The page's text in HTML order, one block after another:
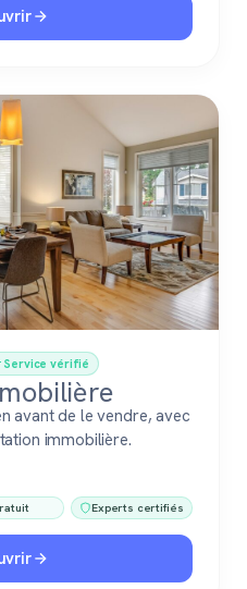
Service vérifié
avant de le vendre, avec
immobilière.
Experts certifiés